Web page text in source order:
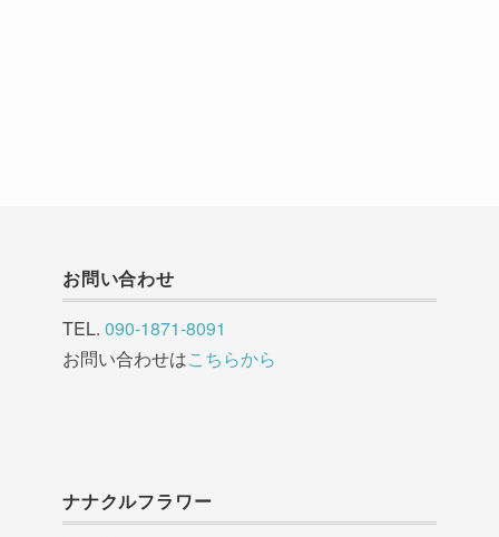
お問い合わせ
TEL. 090-1871-8091
お問い合わせはこちらから
ナナクルフラワー